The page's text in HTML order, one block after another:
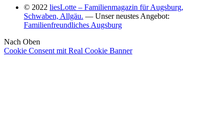
© 2022 liesLotte – Familienmagazin für Augsburg,
Schwaben, Allgäu. — Unser neustes Angebot:
Familienfreundliches Augsburg
Nach Oben
Cookie Consent mit Real Cookie Banner